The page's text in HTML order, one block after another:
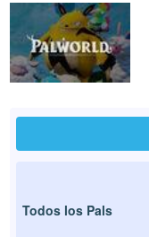
Todos los Pals